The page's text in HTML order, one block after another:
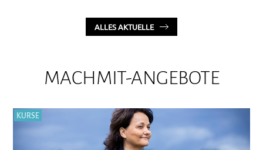
ALLES AKTUELLE
MACHMIT-ANGEBOTE
KURSE